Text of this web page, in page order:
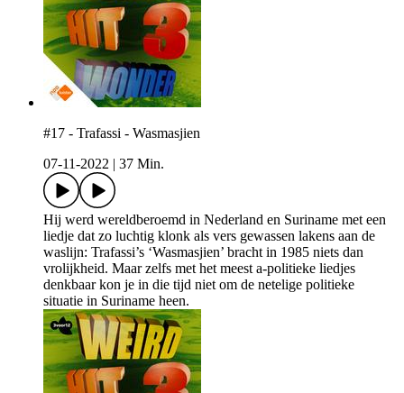
#17 - Trafassi - Wasmasjien
07-11-2022
37 Min.
Hij werd wereldberoemd in Nederland en Suriname met een
liedje dat zo luchtig klonk als vers gewassen lakens aan de
waslijn: Trafassi’s ‘Wasmasjien’ bracht in 1985 niets dan
vrolijkheid. Maar zelfs met het meest a-politieke liedjes
denkbaar kon je in die tijd niet om de netelige politieke
situatie in Suriname heen.